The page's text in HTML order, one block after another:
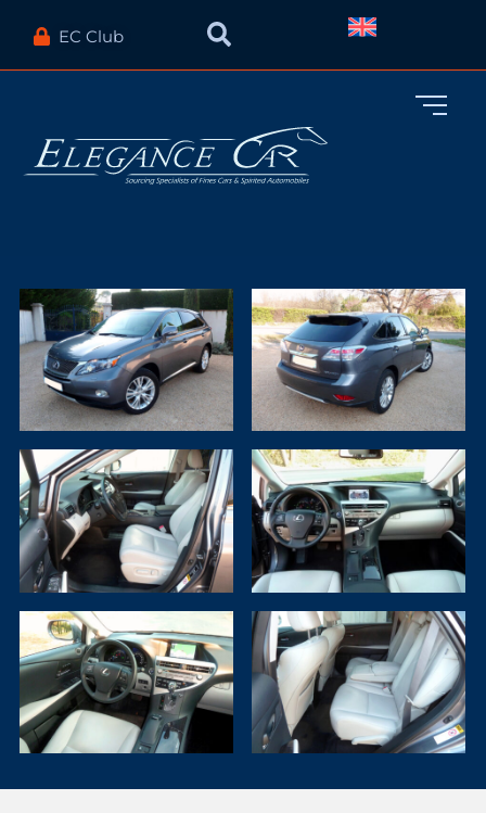
EC Club